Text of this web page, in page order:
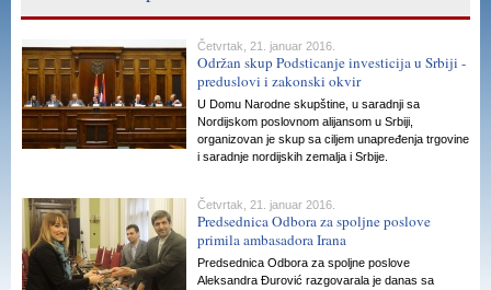
Četvrtak, 21. januar 2016.
Održan skup Podsticanje investicija u Srbiji -
preduslovi i zakonski okvir
U Domu Narodne skupštine, u saradnji sa
Nordijskom poslovnom alijansom u Srbiji,
organizovan je skup sa ciljem unapređenja trgovine
i saradnje nordijskih zemalja i Srbije.
Četvrtak, 21. januar 2016.
Predsednica Odbora za spoljne poslove
primila ambasadora Irana
Predsednica Odbora za spoljne poslove
Aleksandra Đurović razgovarala je danas sa